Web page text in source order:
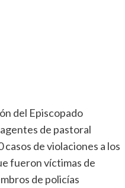
del Episcopado
de pastoral
de violaciones a los
fueron víctimas de
de policías